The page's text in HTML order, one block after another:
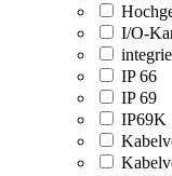
I/O-
IP 66
IP 69
IP69K